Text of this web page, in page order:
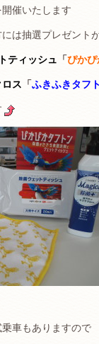
催いたします
は抽選プレゼント
ティッシュ 「ぴか
ロス 「ふきふきタフ
車もありますので